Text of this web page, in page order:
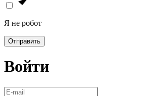
Я не робот
Отправить
Войти